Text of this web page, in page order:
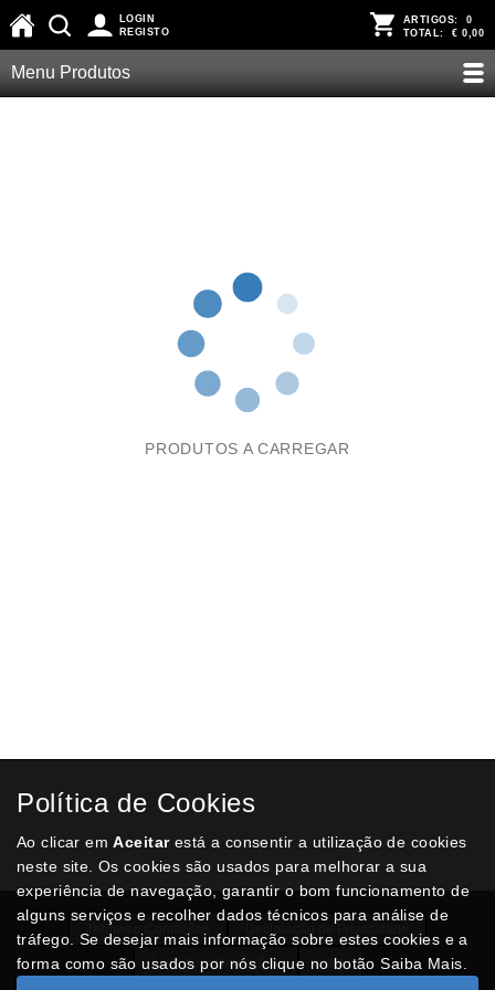
LOGIN
REGISTO
ARTIGOS: 0
TOTAL: € 0,00
Menu Produtos
PRODUTOS A CARREGAR
Termos e Condições
Livro de reclamações Lista
Política de Cookies
Ao clicar emAceitarestá a consentir a utilização de cookies
neste site. Os cookies são usados para melhorar a sua
experiência de navegação, garantir o bom funcionamento de
alguns serviços e recolher dados técnicos para análise de
tráfego. Se desejar mais informação sobre estes cookies e a
forma como são usados por nós clique no botão Saiba Mais.